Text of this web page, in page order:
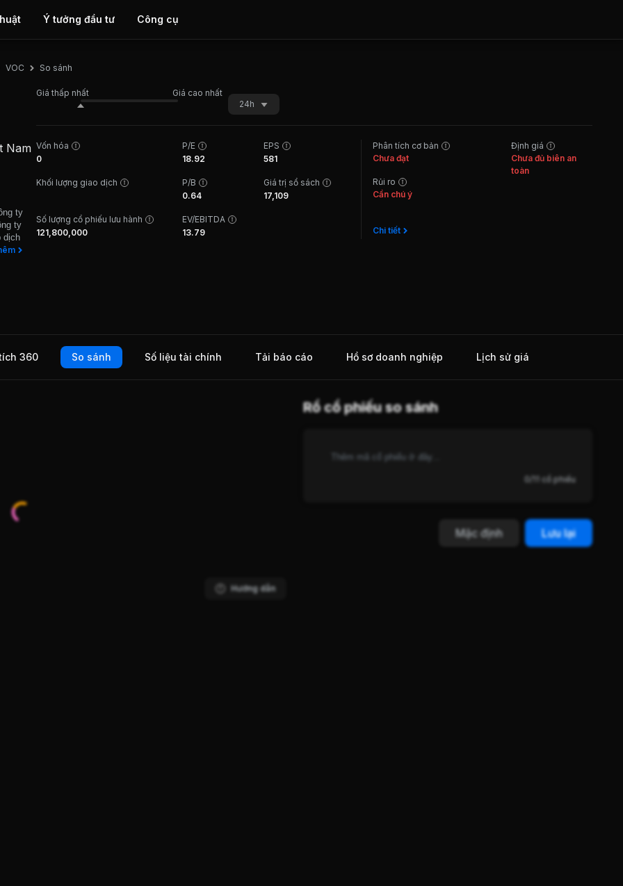
Ý tưởng đầu tư Công cụ
VOC So sánh
Nam
ty
ty
dịch
các
Giá thấp nhất
Giá cao nhất
24h
Vốn hóa
0
P/E
18.92
EPS
581
Khối lượng giao dịch
P/B
0.64
Giá trị sổ sách
17,109
Số lượng cổ phiếu lưu hành
121,800,000
EV/EBITDA
13.79
Phân tích cơ bản
Chưa đạt
Rủi ro
Cần chú ý
Chi tiết
Định giá
Chưa đủ biên an
toàn
360 So sánh Số liệu tài chính Tải báo cáo Hồ sơ doanh nghiệp Lịch sử giá
Hướng dẫn
Rổ cổ phiếu so sánh
0/11 cổ phiếu
Mặc định Lưu lại